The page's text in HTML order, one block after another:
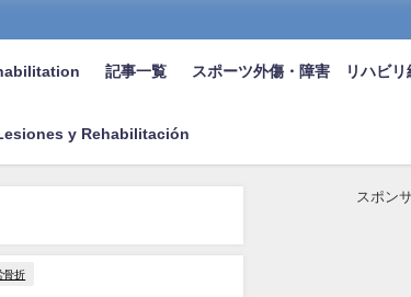
記事一覧 スポーツ外傷・障害 リハビリ
y Rehabilitación
骨折
スポン